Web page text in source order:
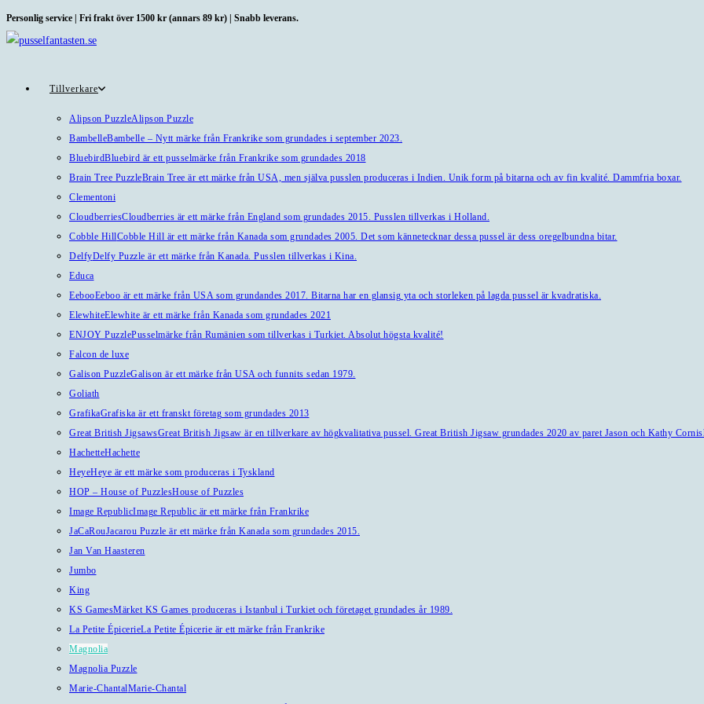
Hoppa
till
Personlig service | Fri frakt över 1500 kr (annars 89 kr) | Snabb leverans.
Tillverkare
Alipson PuzzleAlipson Puzzle
BambelleBambelle – Nytt märke från Frankrike som grundades i september 2023.
BluebirdBluebird är ett pusselmärke från Frankrike som grundades 2018
Brain Tree PuzzleBrain Tree är ett märke från USA, men själva pusslen produceras i Indien. Unik form på bitarna och av fin kvalité. Dammfria boxar.
Clementoni
CloudberriesCloudberries är ett märke från England som grundades 2015. Pusslen tillverkas i Holland.
Cobble HillCobble Hill är ett märke från Kanada som grundades 2005. Det som kännetecknar dessa pussel är dess oregelbundna bitar.
DelfyDelfy Puzzle är ett märke från Kanada. Pusslen tillverkas i Kina.
Educa
EebooEeboo är ett märke från USA som grundandes 2017. Bitarna har en glansig yta och storleken på lagda pussel är kvadratiska.
ElewhiteElewhite är ett märke från Kanada som grundades 2021
ENJOY PuzzlePusselmärke från Rumänien som tillverkas i Turkiet. Absolut högsta kvalité!
Falcon de luxe
Galison PuzzleGalison är ett märke från USA och funnits sedan 1979.
Goliath
GrafikaGrafiska är ett franskt företag som grundades 2013
Great British JigsawsGreat British Jigsaw är en tillverkare av högkvalitativa pussel. Great British Jigsaw grundades 2020 av paret Jason och Kathy
HachetteHachette
HeyeHeye är ett märke som produceras i Tyskland
HOP – House of PuzzlesHouse of Puzzles
Image RepublicImage Republic är ett märke från Frankrike
JaCaRouJacarou Puzzle är ett märke från Kanada som grundades 2015.
Jan Van Haasteren
Jumbo
King
KS GamesMärket KS Games produceras i Istanbul i Turkiet och företaget grundades år 1989.
La Petite ÉpicerieLa Petite Épicerie är ett märke från Frankrike
Magnolia
Magnolia Puzzle
Marie-ChantalMarie-Chantal